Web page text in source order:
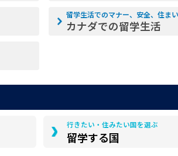
留学生活でのマナー、安全、住まい
カナダでの留学生活
行きたい・住みたい国を選ぶ
留学する国